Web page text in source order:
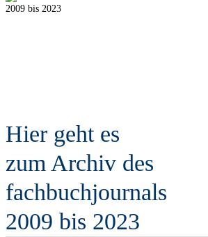
2009 bis 2023
Hier geht es
zum Archiv des
fachbuchjournals
2009 bis 2023